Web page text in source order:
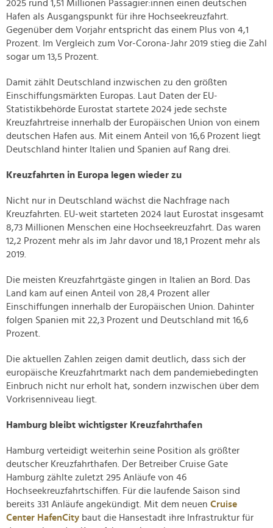
2025 rund 1,51 Millionen Passagier:innen einen deutschen
Hafen als Ausgangspunkt für ihre Hochseekreuzfahrt.
Gegenüber dem Vorjahr entspricht das einem Plus von 4,1
Prozent. Im Vergleich zum Vor-Corona-Jahr 2019 stieg die Zahl
sogar um 13,5 Prozent.
Damit zählt Deutschland inzwischen zu den größten
Einschiffungsmärkten Europas. Laut Daten der EU-
Statistikbehörde Eurostat startete 2024 jede sechste
Kreuzfahrtreise innerhalb der Europäischen Union von einem
deutschen Hafen aus. Mit einem Anteil von 16,6 Prozent liegt
Deutschland hinter Italien und Spanien auf Rang drei.
Kreuzfahrten in Europa legen wieder zu
Nicht nur in Deutschland wächst die Nachfrage nach
Kreuzfahrten. EU-weit starteten 2024 laut Eurostat insgesamt
8,73 Millionen Menschen eine Hochseekreuzfahrt. Das waren
12,2 Prozent mehr als im Jahr davor und 18,1 Prozent mehr als
2019.
Die meisten Kreuzfahrtgäste gingen in Italien an Bord. Das
Land kam auf einen Anteil von 28,4 Prozent aller
Einschiffungen innerhalb der Europäischen Union. Dahinter
folgen Spanien mit 22,3 Prozent und Deutschland mit 16,6
Prozent.
Die aktuellen Zahlen zeigen damit deutlich, dass sich der
europäische Kreuzfahrtmarkt nach dem pandemiebedingten
Einbruch nicht nur erholt hat, sondern inzwischen über dem
Vorkrisenniveau liegt.
Hamburg bleibt wichtigster Kreuzfahrthafen
Hamburg verteidigt weiterhin seine Position als größter
deutscher Kreuzfahrthafen. Der Betreiber Cruise Gate
Hamburg zählte zuletzt 295 Anläufe von 46
Hochseekreuzfahrtschiffen. Für die laufende Saison sind
bereits 331 Anläufe angekündigt. Mit dem neuen Cruise
Center HafenCity baut die Hansestadt ihre Infrastruktur für